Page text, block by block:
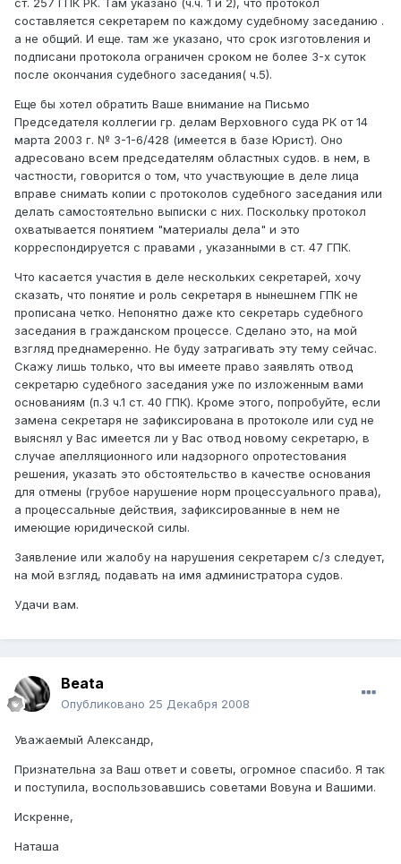
составляется секретарем по каждому судебному заседанию .
а не общий. И еще. там же указано, что срок изготовления и
подписани протокола ограничен сроком не более 3-х суток
после окончания судебного заседания( ч.5).
Еще бы хотел обратить Ваше внимание на Письмо
Председателя коллегии гр. делам Верховного суда РК от 14
марта 2003 г. № 3-1-6/428 (имеется в базе Юрист). Оно
адресовано всем председателям областных судов. в нем, в
частности, говорится о том, что участвующие в деле лица
вправе снимать копии с протоколов судебного заседания или
делать самостоятельно выписки с них. Поскольку протокол
охватывается понятием "материалы дела" и это
корреспондируется с правами , указанными в ст. 47 ГПК.
Что касается участия в деле нескольких секретарей, хочу
сказать, что понятие и роль секретаря в нынешнем ГПК не
прописана четко. Непонятно даже кто секретарь судебного
заседания в гражданском процессе. Сделано это, на мой
взгляд преднамеренно. Не буду затрагивать эту тему сейчас.
Скажу лишь только, что вы имеете право заявлять отвод
секретарю судебного заседания уже по изложенным вами
основаниям (п.3 ч.1 ст. 40 ГПК). Кроме этого, попробуйте, если
замена секретаря не зафиксирована в протоколе или суд не
выяснял у Вас имеется ли у Вас отвод новому секретарю, в
случае апелляционного или надзорного опротестования
решения, указать это обстоятельство в качестве основания
для отмены (грубое нарушение норм процессуального права),
а процессальные действия, зафиксированные в нем не
имеющие юридической силы.
Заявление или жалобу на нарушения секретарем с/з следует,
на мой взгляд, подавать на имя администратора судов.
Удачи вам.
Beata
Опубликовано 25 Декабря 2008
Уважаемый Александр,
Признательна за Ваш ответ и советы, огромное спасибо. Я так
и поступила, воспользовавшись советами Вовуна и Вашими.
Искренне,
Наташа